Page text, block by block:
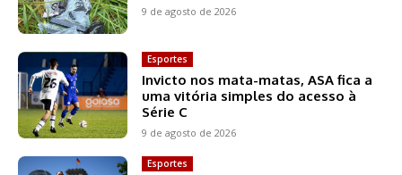
9 de agosto de 2026
Esportes
Invicto nos mata-matas, ASA fica a
uma vitória simples do acesso à
Série C
9 de agosto de 2026
Esportes